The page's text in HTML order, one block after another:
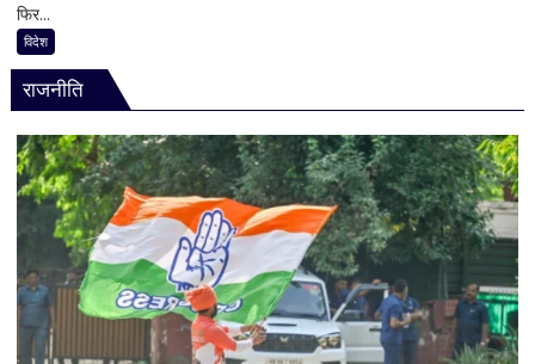
दरें
बढ़ी
किरकिरी!
मध्यस्थ
देशों
की
सूची
से
नाम
गायब,
फिर...
विदेश
राजनीति